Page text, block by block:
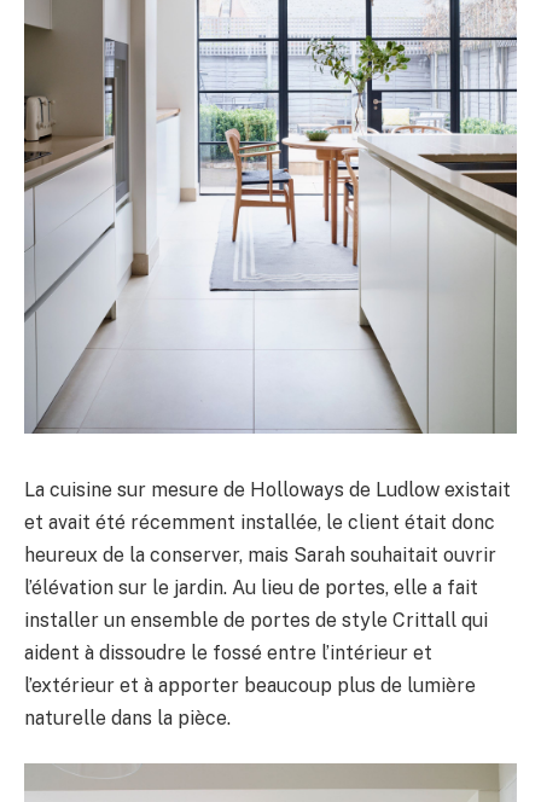
La cuisine sur mesure de Holloways de Ludlow existait
et avait été récemment installée, le client était donc
heureux de la conserver, mais Sarah souhaitait ouvrir
l’élévation sur le jardin. Au lieu de portes, elle a fait
installer un ensemble de portes de style Crittall qui
aident à dissoudre le fossé entre l’intérieur et
l’extérieur et à apporter beaucoup plus de lumière
naturelle dans la pièce.